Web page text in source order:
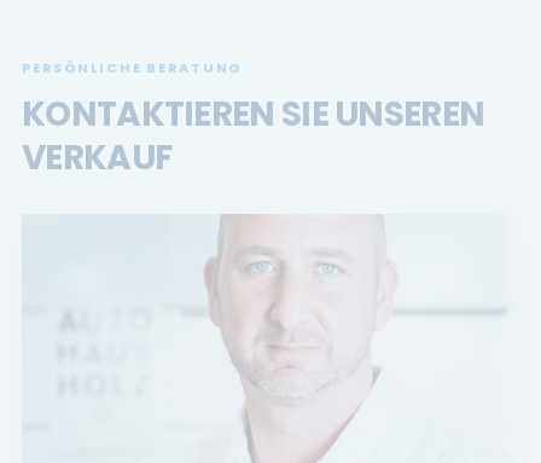
PERSÖNLICHE BERATUNG
KONTAKTIEREN SIE UNSEREN
VERKAUF